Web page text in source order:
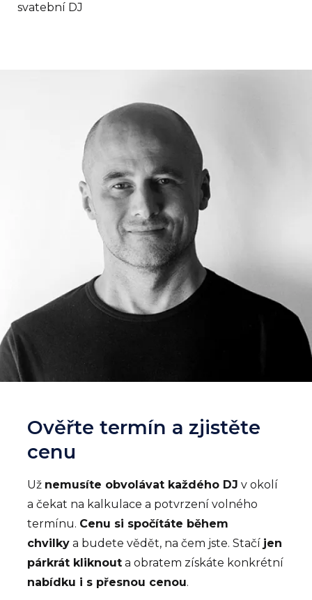
svatební DJ
Ověřte termín a zjistěte
cenu
Už nemusíte obvolávat každého DJ v okolí
a čekat na kalkulace a potvrzení volného
termínu. Cenu si spočítáte během
chvilky a budete vědět, na čem jste. Stačí jen
párkrát kliknout a obratem získáte konkrétní
nabídku i s přesnou cenou.